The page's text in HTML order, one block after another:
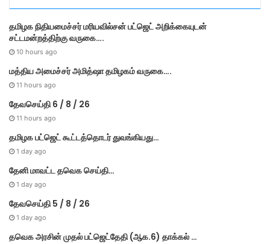
i
e
s
தமி​ழ​க நிதியமைச்சர் மரியவில்சன் பட்ஜெட் அறிக்கையுடன்
சட்டமன்றத்திற்கு வருகை….
10 hours ago
மத்திய அமைச்சர் அமித்ஷா தமிழகம் வருகை….
11 hours ago
தேவசெய்தி 6 / 8 / 26
11 hours ago
தமிழக பட்ஜெட் கூட்டத்தொடர் துவங்கியது…
1 day ago
தேனி மாவட்ட தவெக செய்தி…
1 day ago
தேவசெய்தி 5 / 8 / 26
1 day ago
தவெக அரசின் முதல் பட்​ஜெட்தேதி (ஆக.6) தாக்​கல் …